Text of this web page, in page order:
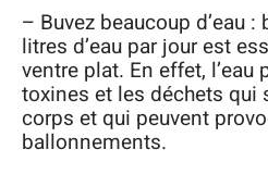
– Buvez beaucoup d’eau
litres d’eau par jour est
ventre plat. En effet, l’eau
toxines et les déchets qui
corps et qui peuvent
ballonnements.